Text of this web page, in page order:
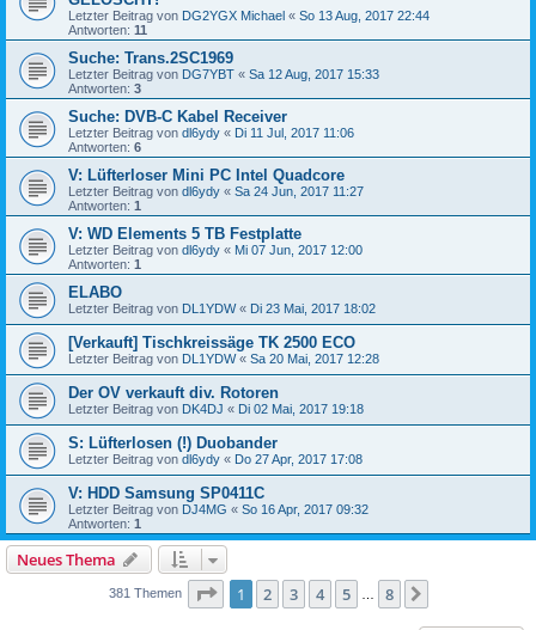
Letzter Beitrag von DG2YGX Michael « So 13 Aug, 2017 22:44
Antworten: 11
Suche: Trans.2SC1969
Letzter Beitrag von DG7YBT « Sa 12 Aug, 2017 15:33
Antworten: 3
Suche: DVB-C Kabel Receiver
Letzter Beitrag von dl6ydy « Di 11 Jul, 2017 11:06
Antworten: 6
V: Lüfterloser Mini PC Intel Quadcore
Letzter Beitrag von dl6ydy « Sa 24 Jun, 2017 11:27
Antworten: 1
V: WD Elements 5 TB Festplatte
Letzter Beitrag von dl6ydy « Mi 07 Jun, 2017 12:00
Antworten: 1
ELABO
Letzter Beitrag von DL1YDW« Di 23 Mai, 2017 18:02
[Verkauft] Tischkreissäge TK 2500 ECO
Letzter Beitrag von DL1YDW« Sa 20 Mai, 2017 12:28
Der OV verkauft div. Rotoren
Letzter Beitrag von DK4DJ « Di 02 Mai, 2017 19:18
S: Lüfterlosen (!) Duobander
Letzter Beitrag von dl6ydy « Do 27 Apr, 2017 17:08
V: HDD Samsung SP0411C
Letzter Beitrag von DJ4MG « So 16 Apr, 2017 09:32
Antworten: 1
Neues Thema
381 Themen Seite 1von
1 2 3 4 5 8